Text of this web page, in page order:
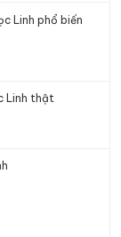
Linh phổ biến
Linh thật